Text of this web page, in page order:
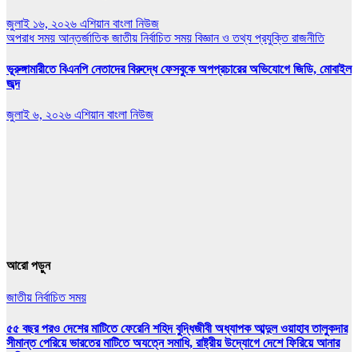
জুলাই ১৬, ২০২৬ এশিয়ান বাংলা নিউজ
অপরাধ সময় আন্তর্জাতিক জাতীয় নির্বাচিত সময় বিজ্ঞান ও তথ্য প্রযুক্তিরাজনীতি
ভূরুঙ্গামারীতে বিএনপি নেতাদের বিরুদ্ধে ফেসবুকে অপপ্রচারের অভিযোগে জিডি, মোবাইল
জব্দ
জুলাই ৬, ২০২৬ এশিয়ান বাংলা নিউজ
আরো পড়ুন
জাতীয় নির্বাচিত সময়
৫৫ বছর পরও দেশের মাটিতে ফেরেনি শহিদ বুদ্ধিজীবী অধ্যাপক আব্দুল ওয়াহাব তালুকদার
সীমান্ত পেরিয়ে ভারতের মাটিতে অযত্নে সমাধি, রাষ্ট্রীয় উদ্যোগে দেশে ফিরিয়ে আনার